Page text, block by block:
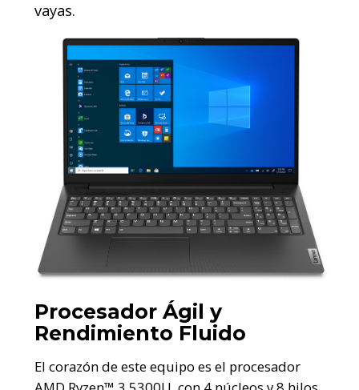
vayas.
Procesador Ágil y
Rendimiento Fluido
El corazón de este equipo es el procesador